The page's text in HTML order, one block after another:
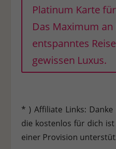
Platinum Karte
Das Maximum
entspanntes
gewissen Luxus.
* ) Affiliate Links:
die kostenlos für dich
einer Provision